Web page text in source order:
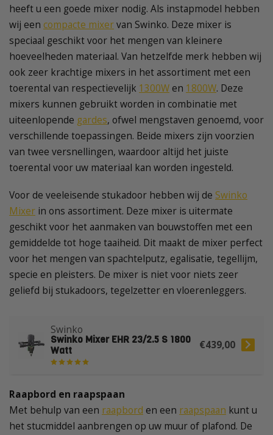
heeft u een goede mixer nodig. Als instapmodel hebben
wij een compacte mixervan Swinko. Deze mixer is
speciaal geschikt voor het mengen van kleinere
hoeveelheden materiaal. Van hetzelfde merk hebben wij
ook zeer krachtige mixers in het assortiment met een
toerental van respectievelijk 1300W en 1800W. Deze
mixers kunnen gebruikt worden in combinatie met
uiteenlopende gardes, ofwel mengstaven genoemd, voor
verschillende toepassingen. Beide mixers zijn voorzien
van twee versnellingen, waardoor altijd het juiste
toerental voor uw materiaal kan worden ingesteld.
Voor de veeleisende stukadoor hebben wij de Swinko
Mixer in ons assortiment. Deze mixer is uitermate
geschikt voor het aanmaken van bouwstoffen met een
gemiddelde tot hoge taaiheid. Dit maakt de mixer perfect
voor het mengen van spachtelputz, egalisatie, tegellijm,
specie en pleisters. De mixer is niet voor niets zeer
geliefd bij stukadoors, tegelzetter en vloerenleggers.
Swinko
Swinko Mixer EHR 23/2.5 S 1800
Watt
€439,00
Raapbord en raapspaan
Met behulp van een raapbord en een raapspaan kunt u
het stucmiddel aanbrengen op uw muur of plafond. De